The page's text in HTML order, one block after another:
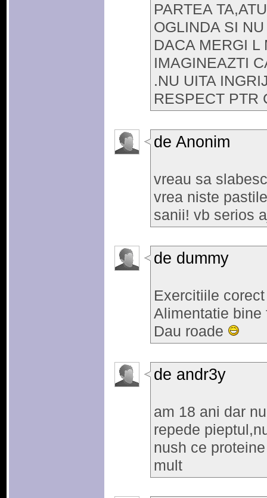
PARTEA
OGLINDA SI
DACA MERGI L
IMAGINEAZTI
.NU UITA
RESPECT PTR
de Anonim
vreau sa
vrea niste
sanii! vb serios
de dummy
Exercitiile
Alimentatie bine
Dau roade
de andr3y
am 18 ani dar
repede
nush ce
mult